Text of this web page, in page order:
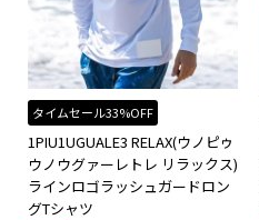
タイムセール33%OFF
1PIU1UGUALE3 RELAX(ウノピゥ
ウノウグァーレトレ リラックス)
ラインロゴラッシュガードロン
グTシャツ